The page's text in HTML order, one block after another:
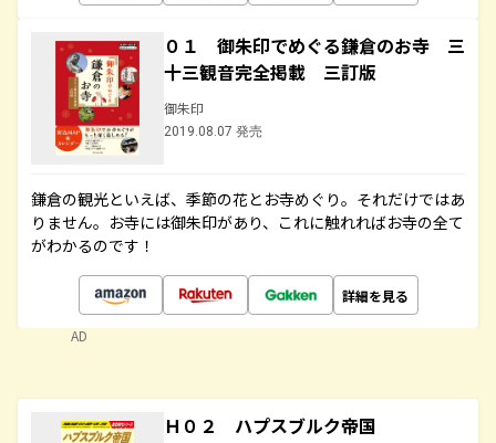
０１ 御朱印でめぐる鎌倉のお寺 三
十三観音完全掲載 三訂版
御朱印
2019.08.07 発売
鎌倉の観光といえば、季節の花とお寺めぐり。それだけではあ
りません。お寺には御朱印があり、これに触れればお寺の全て
がわかるのです！
詳細を見る
AD
Ｈ０２ ハプスブルク帝国